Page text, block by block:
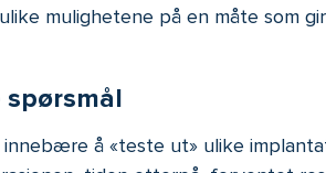
mulighetene på en måte som
spørsmål
å «teste ut» ulike